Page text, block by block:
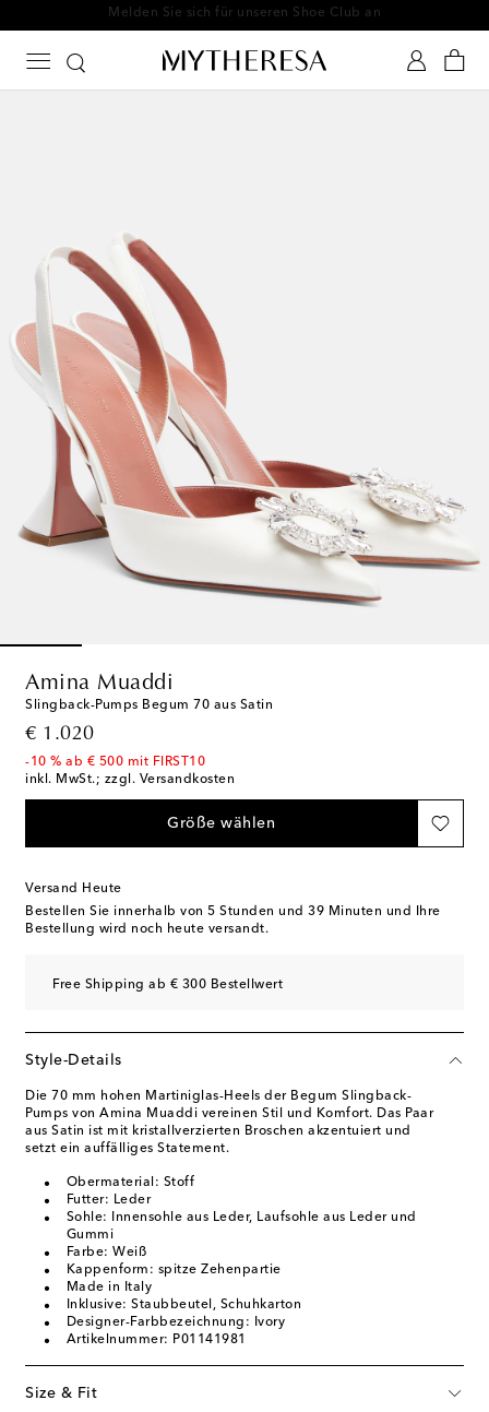
Melden Sie sich für unseren Shoe Club an
Amina Muaddi
Slingback-Pumps Begum 70 aus Satin
€ 1.020
original price
-10 % ab € 500 mit FIRST10
inkl. MwSt.; zzgl. Versandkosten
Größe wählen
Versand Heute
Bestellen Sie innerhalb von 5 Stunden und 39 Minuten und Ihre
Bestellung wird noch heute versandt.
Free Shipping ab € 300 Bestellwert
Style-Details
Die 70 mm hohen Martiniglas-Heels der Begum Slingback-
Pumps von Amina Muaddi vereinen Stil und Komfort. Das Paar
aus Satin ist mit kristallverzierten Broschen akzentuiert und
setzt ein auffälliges Statement.
Obermaterial: Stoff
Futter: Leder
Sohle: Innensohle aus Leder, Laufsohle aus Leder und
Gummi
Farbe: Weiß
Kappenform: spitze Zehenpartie
Made in Italy
Inklusive: Staubbeutel, Schuhkarton
Designer-Farbbezeichnung: Ivory
Artikelnummer: P01141981
Size & Fit